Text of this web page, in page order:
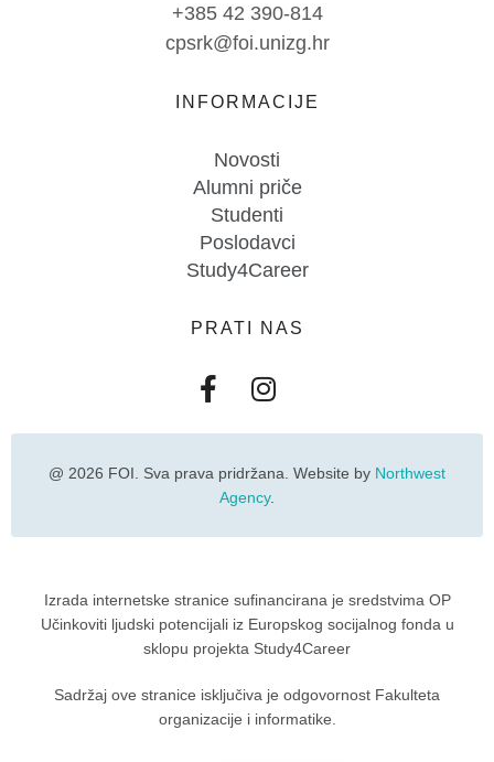
+385 42 390-814
cpsrk@foi.unizg.hr
INFORMACIJE
Novosti
Alumni priče
Studenti
Poslodavci
Study4Career
PRATI NAS
@ 2026 FOI. Sva prava pridržana. Website by Northwest
Agency.
Izrada internetske stranice sufinancirana je sredstvima OP
Učinkoviti ljudski potencijali iz Europskog socijalnog fonda u
sklopu projekta Study4Career
Sadržaj ove stranice isključiva je odgovornost Fakulteta
organizacije i informatike.